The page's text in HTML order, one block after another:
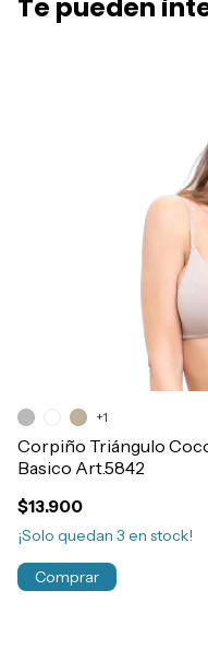
Te pueden
Corpiño Triángulo
Basico Art.5842
$13.900
¡Solo quedan 3 en stock!
+1
Comprar